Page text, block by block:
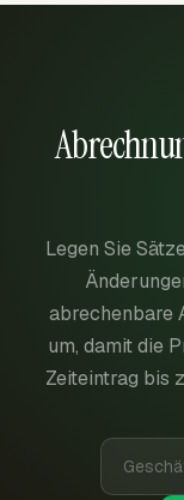
Legen Sie
abrechenbare
um, damit die
Zeiteintrag bis